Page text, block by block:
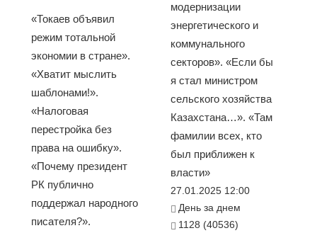
«Токаев объявил
режим тотальной
экономии в стране».
«Хватит мыслить
шаблонами!».
«Налоговая
перестройка без
права на ошибку».
«Почему президент
РК публично
поддержал народного
писателя?».
модернизации
энергетического и
коммунального
секторов». «Если бы
я стал министром
сельского хозяйства
Казахстана…». «Там
фамилии всех, кто
был приближен к
власти»
27.01.2025 12:00
День за днем
1128 (40536)